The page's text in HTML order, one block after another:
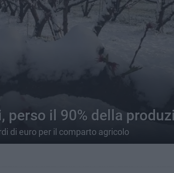
perso il 90% della
di euro per il comparto agricolo